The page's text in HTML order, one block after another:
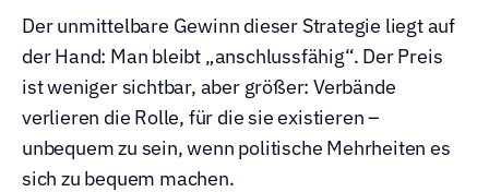
Der unmittelbare Gewinn dieser Strategie liegt auf
der Hand: Man bleibt „anschlussfähig“. Der Preis
ist weniger sichtbar, aber größer: Verbände
verlieren die Rolle, für die sie existieren –
unbequem zu sein, wenn politische Mehrheiten es
sich zu bequem machen.